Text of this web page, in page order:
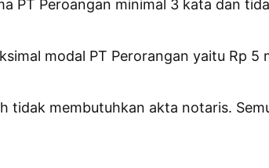
PT Peroangan minimal 3 kata dan
modal PT Perorangan yaitu Rp 5
tidak membutuhkan akta notaris.